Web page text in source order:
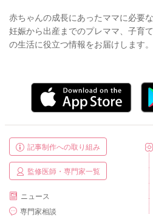
赤ちゃんの成長にあったママに必要
妊娠から出産までのプレママ、子育
の生活に役立つ情報をお届けします。
記事制作への取り組み
監修医師・専門家一覧
ニュース
専門家相談